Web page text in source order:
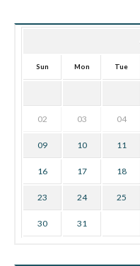
Sun Mon Tue
02 03 04
09 10 11
16 17 18
23 24 25
30 31